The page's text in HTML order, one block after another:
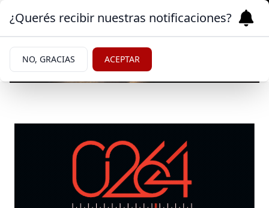
¿Querés recibir nuestras notificaciones?
NO, GRACIAS ACEPTAR